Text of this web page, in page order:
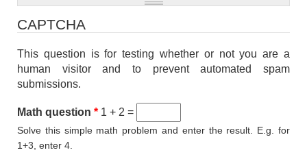
CAPTCHA
This question is for testing whether or not you are a
human visitor and to prevent automated spam
submissions.
Math question * 1 + 2 =
Solve this simple math problem and enter the result. E.g. for
1+3, enter 4.